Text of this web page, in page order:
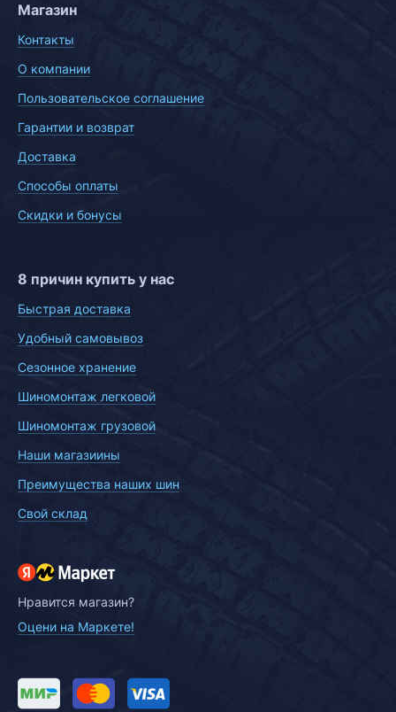
Магазин
Контакты
О компании
Пользовательское соглашение
Гарантии и возврат
Доставка
Способы оплаты
Скидки и бонусы
8 причин купить у нас
Быстрая доставка
Удобный самовывоз
Сезонное хранение
Шиномонтаж легковой
Шиномонтаж грузовой
Наши магазиины
Преимущества наших шин
Свой склад
Нравится магазин?
Оцени на Маркете!